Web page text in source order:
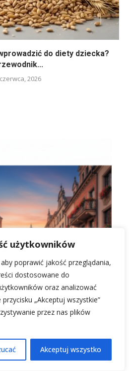
użytkowników
poprawić jakość przeglądania,
dostosowane do
oraz analizować
„Akceptuj wszystkie”
przez nas plików
Akceptuj wszystko
do diety dziecka?
2026
Krakowa, sprawdź najlepsze